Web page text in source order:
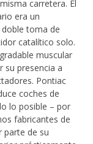
carretera. El
era un
toma de
catalítico solo.
muscular
su presencia a
Pontiac
coches de
lo posible – por
fabricantes de
parte de su